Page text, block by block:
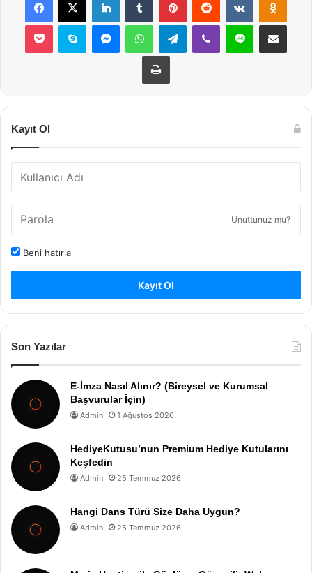
Pocket Skype MessengerWhatsAppTelegramViber Line E-Posta ile
Yazdır
Kayıt Ol
Unuttunuz mu?
Beni hatırla
Kayıt Ol
Son Yazılar
E-İmza Nasıl Alınır? (Bireysel ve Kurumsal
Başvurular İçin)
Admin 1 Ağustos 2026
HediyeKutusu’nun Premium Hediye Kutularını
Keşfedin
Admin 25 Temmuz 2026
Hangi Dans Türü Size Daha Uygun?
Admin 25 Temmuz 2026